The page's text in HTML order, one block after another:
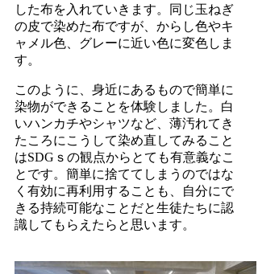
した布を入れていきます。同じ玉ねぎ
の皮で染めた布ですが、からし色やキ
ャメル色、グレーに近い色に変色しま
す。
このように、身近にあるもので簡単に
染物ができることを体験しました。白
いハンカチやシャツなど、薄汚れてき
たころにこうして染め直してみること
はSDGｓの観点からとても有意義なこ
とです。簡単に捨ててしまうのではな
く有効に再利用することも、自分にで
きる持続可能なことだと生徒たちに認
識してもらえたらと思います。